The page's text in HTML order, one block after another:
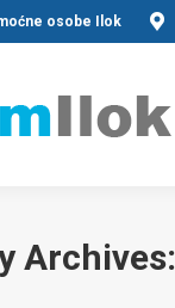
osobe Ilok
Archives: